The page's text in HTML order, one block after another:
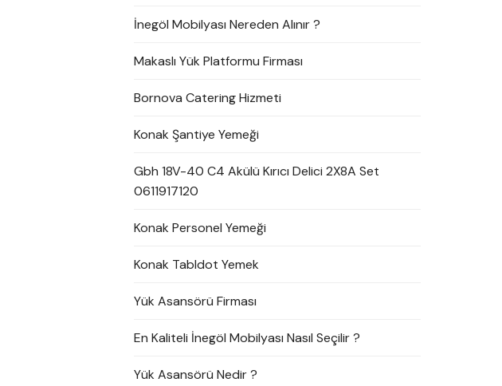
İnegöl Mobilyası Nereden Alınır ?
Makaslı Yük Platformu Firması
Bornova Catering Hizmeti
Konak Şantiye Yemeği
Gbh 18V-40 C4 Akülü Kırıcı Delici 2X8A Set
0611917120
Konak Personel Yemeği
Konak Tabldot Yemek
Yük Asansörü Firması
En Kaliteli İnegöl Mobilyası Nasıl Seçilir ?
Yük Asansörü Nedir ?